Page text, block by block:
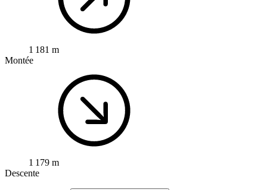
1 181 m
Montée
1 179 m
Descente